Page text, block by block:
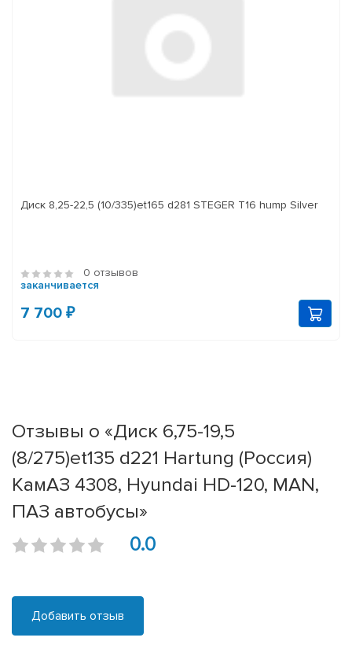
Диск 8,25-22,5 (10/335)et165 d281 STEGER T16 hump Silver
0 отзывов
заканчивается
7 700 ₽
Отзывы о «Диск 6,75-19,5
(8/275)et135 d221 Hartung (Россия)
КамАЗ 4308, Hyundai HD-120, MAN,
ПАЗ автобусы»
0.0
Добавить отзыв